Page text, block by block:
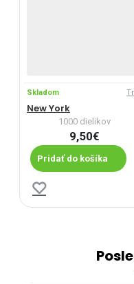
Skladom
New York
1000 dielikov
9,50€
Pridať do košíka